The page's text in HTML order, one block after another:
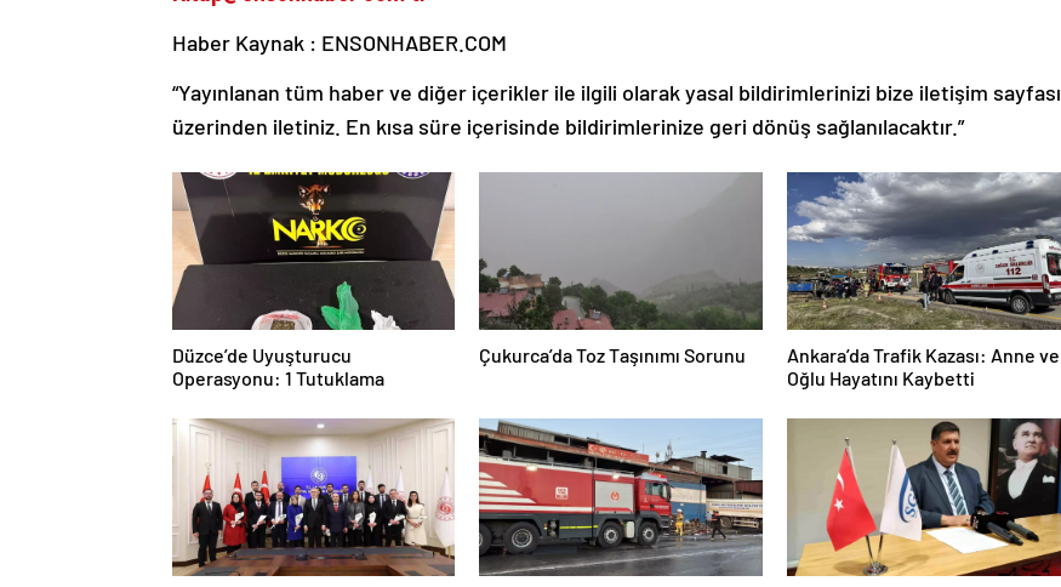
Haber Kaynak : ENSONHABER.COM
“Yayınlanan tüm haber ve diğer içerikler ile ilgili olarak yasal bildirimlerinizi bize iletişim sayfası
üzerinden iletiniz. En kısa süre içerisinde bildirimlerinize geri dönüş sağlanılacaktır.”
Düzce’de Uyuşturucu
Operasyonu: 1 Tutuklama
Çukurca’da Toz Taşınımı Sorunu
Ankara’da Trafik Kazası: Anne ve
Oğlu Hayatını Kaybetti